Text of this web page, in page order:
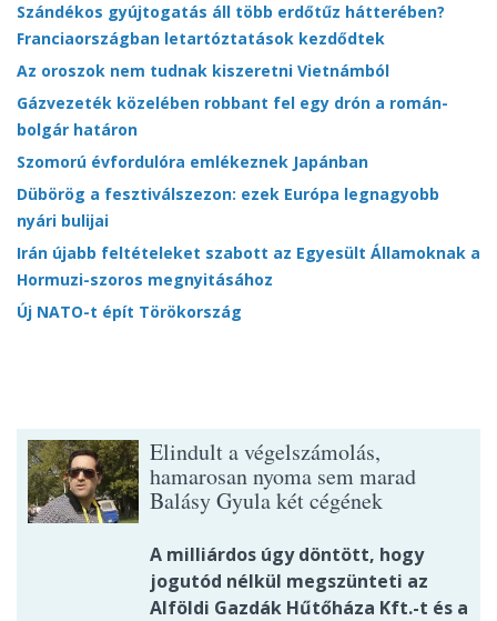
Szándékos gyújtogatás áll több erdőtűz hátterében?
Franciaországban letartóztatások kezdődtek
Az oroszok nem tudnak kiszeretni Vietnámból
Gázvezeték közelében robbant fel egy drón a román-
bolgár határon
Szomorú évfordulóra emlékeznek Japánban
Dübörög a fesztiválszezon: ezek Európa legnagyobb
nyári bulijai
Irán újabb feltételeket szabott az Egyesült Államoknak a
Hormuzi-szoros megnyitásához
Új NATO-t épít Törökország
Elindult a végelszámolás,
hamarosan nyoma sem marad
Balásy Gyula két cégének
A milliárdos úgy döntött, hogy
jogutód nélkül megszünteti az
Alföldi Gazdák Hűtőháza Kft.-t és a